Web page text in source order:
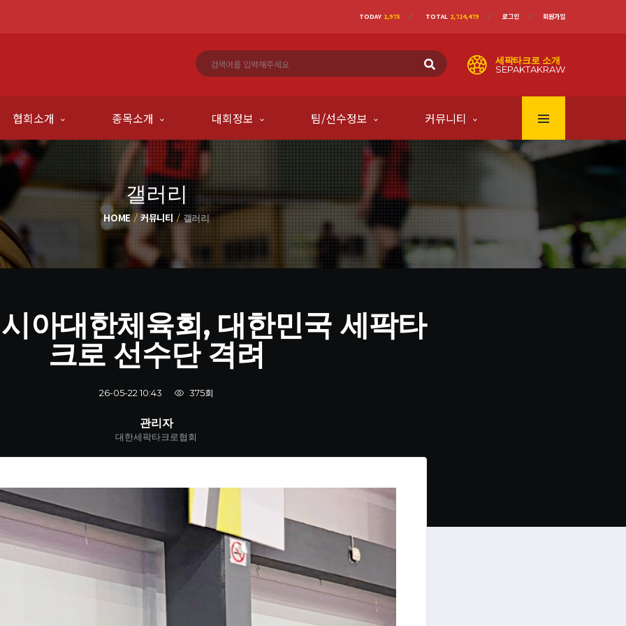
TODAY 1,975 TOTAL 2,714,479 로그인 회원가입
세팍타크로 소개
SEPAKTAKRAW
협회소개 종목소개 대회정보 팀/선수정보 커뮤니티
갤러리
HOME 커뮤니티 갤러리
아대한체육회, 대한민국 세팍타
크로 선수단 격려
26-05-22 10:43 375회
관리자
대한세팍타크로협회